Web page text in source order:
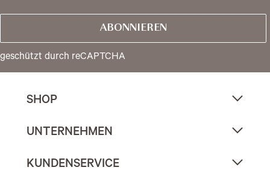
ABONNIEREN
geschützt durch reCAPTCHA
SHOP
UNTERNEHMEN
KUNDENSERVICE